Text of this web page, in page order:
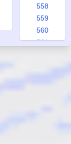
558
559
560
561